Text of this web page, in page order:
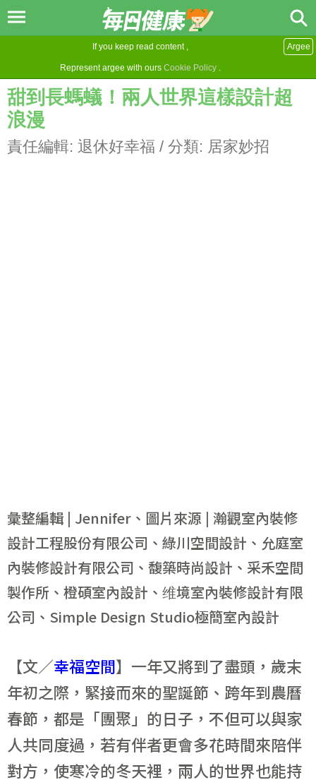
If you keep read content ,
Represent argee with ours Cookie Policy .
Argee
甜到長螞蟻！兩人世界這樣設計超
浪漫
責任編輯: 退休好幸福 / 分類: 居家妙招
彙整編輯 | Jennifer、圖片來源 | 瀚觀室內裝修
設計工程股份有限公司、綠川空間設計、允庭室
內裝修設計有限公司、馥築時尚設計、采禾空間
製作所、橙碩室內設計、维境室內裝修設計有限
公司、Simple Design Studio極簡室內設計
【文／幸福空間】一年又將到了盡頭，歲末
年初之際，緊接而來的聖誕節、跨年到農曆
春節，都是「團聚」的日子，不但可以與家
人共同度過，若有伴者更會多花時間來陪伴
對方，使寒冷的冬天裡，兩人的世界也能持